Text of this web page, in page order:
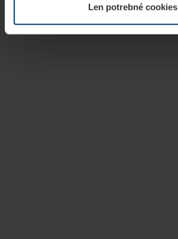
našej webovej stránky.Len potrebné cookies